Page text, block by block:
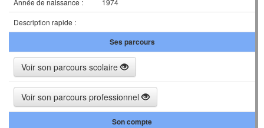
Année de naissance :
1974
Description rapide :
Ses parcours
Voir son parcours scolaire
Voir son parcours professionnel
Son compte